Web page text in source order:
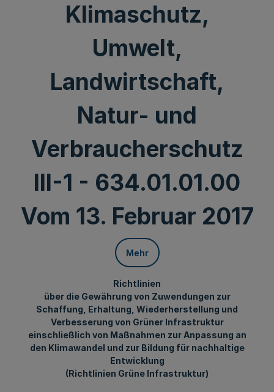
Klimaschutz,
Umwelt,
Landwirtschaft,
Natur- und
Verbraucherschutz
III-1 - 634.01.01.00
Vom 13. Februar 2017
Mehr
Richtlinien
über die Gewährung von Zuwendungen zur
Schaffung, Erhaltung, Wiederherstellung und
Verbesserung von Grüner Infrastruktur
einschließlich von Maßnahmen zur Anpassung an
den Klimawandel und zur Bildung für nachhaltige
Entwicklung
(Richtlinien Grüne Infrastruktur)